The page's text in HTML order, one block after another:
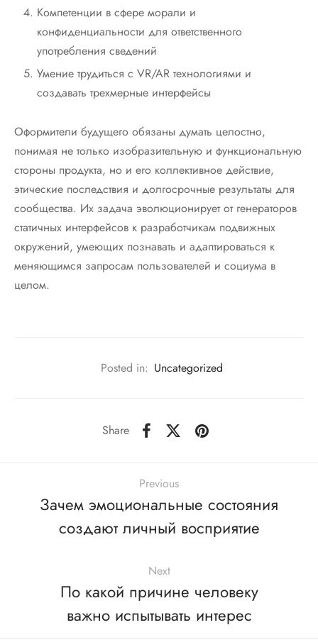
Компетенции в сфере морали и
конфиденциальности для ответственного
употребления сведений
Умение трудиться с VR/AR технологиями и
создавать трехмерные интерфейсы
Оформители будущего обязаны думать целостно,
понимая не только изобразительную и функциональную
стороны продукта, но и его коллективное действие,
этические последствия и долгосрочные результаты для
сообщества. Их задача эволюционирует от генераторов
статичных интерфейсов к разработчикам подвижных
окружений, умеющих познавать и адаптироваться к
меняющимся запросам пользователей и социума в
целом.
Posted in: Uncategorized
Share
Previous
Зачем эмоциональные состояния
создают личный восприятие
Next
По какой причине человеку
важно испытывать интерес